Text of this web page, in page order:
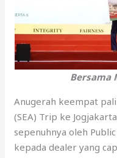
Bersama
Anugerah keempat
(SEA) Trip ke
sepenuhnya oleh
kepada dealer yang